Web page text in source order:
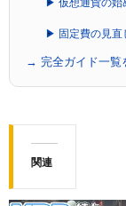
▶ 仮想通貨の始
▶ 固定費の見直
→ 完全ガイド一覧
関連